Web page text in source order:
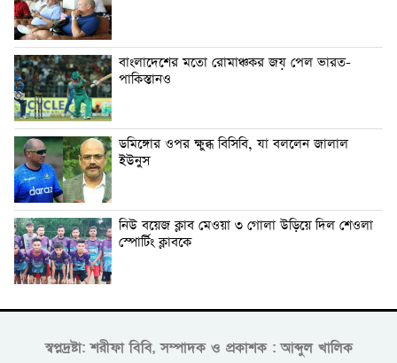
বাংলাদেশের মতো রোমাঞ্চকর জয় পেল ভারত-
পাকিস্তানও
ডমিঙ্গোর ওপর ক্ষুব্ধ বিসিবি, যা বললেন জালাল
ইউনুস
নিউ বয়েজ ক্লাব মেওয়া ৩ গোলা উড়িয়ে দিল শেওলা
স্পোর্টিং ক্লাবকে
স্বপ্নদ্রষ্টা: শরীফা বিবি, সম্পাদক ও প্রকাশক : আব্দুল খালিক